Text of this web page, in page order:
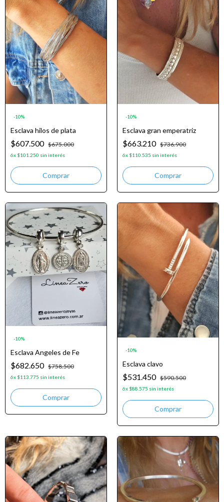
-10%
Esclava hilos de plata
$607.500 $675.000
6x $101.250 sin interés
-10%
Esclava gran emperatriz
$663.210 $736.900
6x $110.535 sin interés
-10%
Esclava Angeles de Fe
$682.650 $758.500
6x $113.775 sin interés
-10%
Esclava clavo
$531.450 $590.500
6x $88.575 sin interés